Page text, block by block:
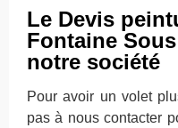
Le Devis
Fontaine
notre société
Pour avoir un volet
pas à nous contacter